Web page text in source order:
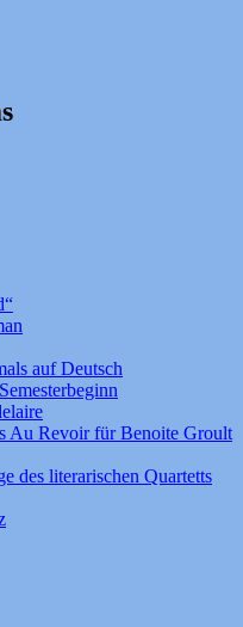
auf Deutsch
Au Revoir für Benoite Groult
des literarischen Quartetts